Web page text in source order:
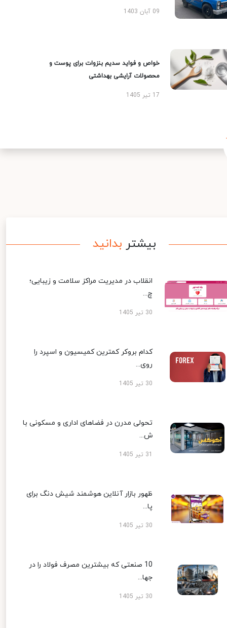
09 آبان 1403
خواص و فواید سدیم بنزوات برای پوست و
محصولات آرایشی بهداشتی
17 تیر 1405
بیشتر بدانید
انقلاب در مدیریت مراکز سلامت و زیبایی؛
چ...
30 تیر 1405
کدام بروکر کمترین کمیسیون و اسپرد را
روی...
30 تیر 1405
تحولی مدرن در فضاهای اداری و مسکونی با
ش...
ظهور بازار آنلاین هوشمند شیش دنگ برای
پا...
30 تیر 1405
10 صنعتی که بیشترین مصرف فولاد را در
جها...
30 تیر 1405